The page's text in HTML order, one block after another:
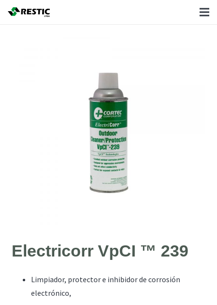
Electricorr VpCI ™ 239
Limpiador, protector e inhibidor de corrosión
electrónico,